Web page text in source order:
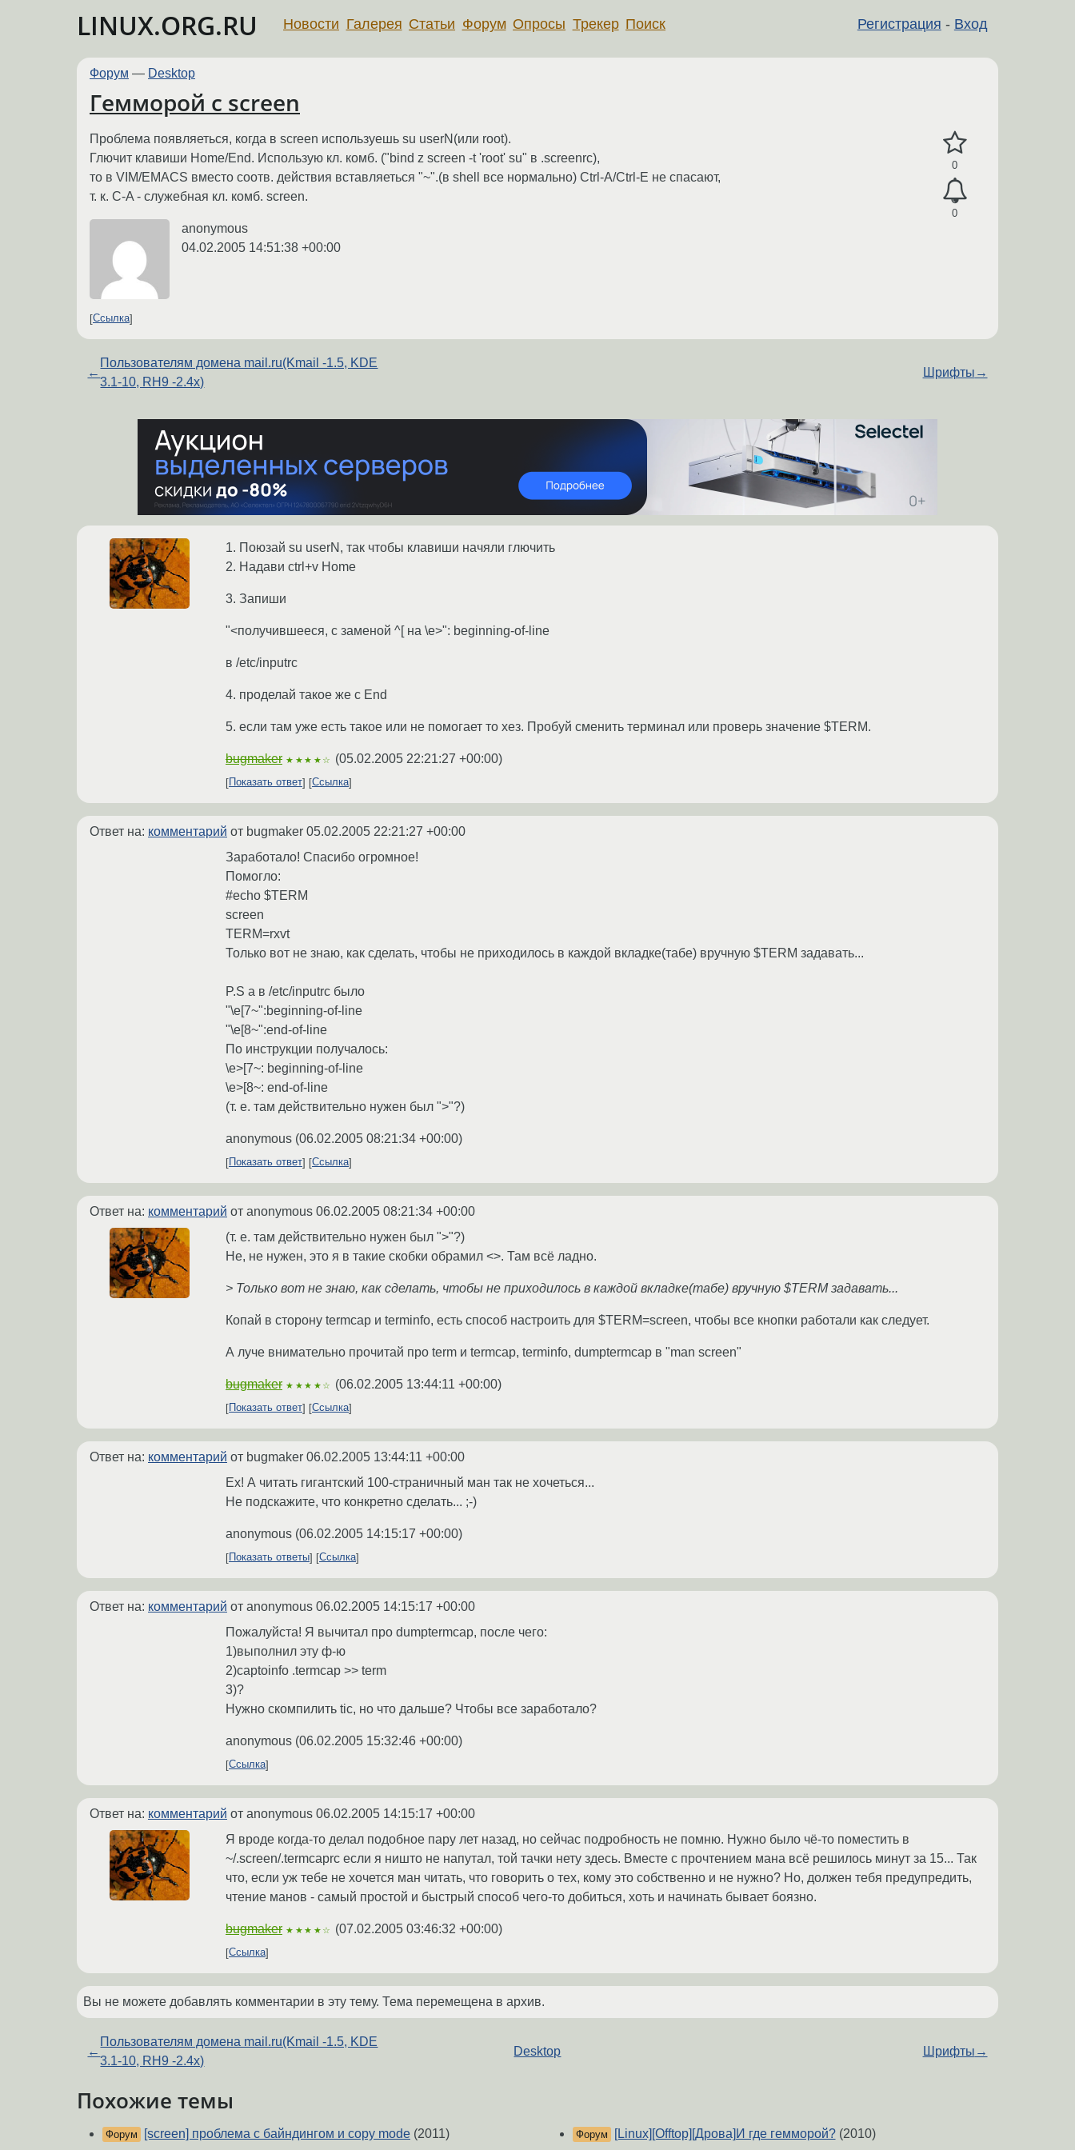
LINUX.ORG.RU Регистрация - Вход
Новости Галерея Статьи Форум Опросы Трекер Поиск
Форум — Desktop
Гемморой с screen
0
0
Проблема появляеться, когда в screen используешь su userN(или root).
Глючит клавиши Home/End. Использую кл. комб. ("bind z screen -t 'root' su" в .screenrc),
то в VIM/EMACS вместо соотв. действия вставляеться "~".(в shell все нормально) Ctrl-A/Ctrl-E не спасают,
т. к. C-A - служебная кл. комб. screen.
anonymous
04.02.2005 14:51:38 +00:00
Ссылка
←
Пользователям домена mail.ru(Kmail -1.5, KDE
3.1-10, RH9 -2.4x)
Шрифты →
1. Поюзай su userN, так чтобы клавиши начяли глючить
2. Надави ctrl+v Home
3. Запиши
"<получившееся, с заменой ^[ на \e>": beginning-of-line
в /etc/inputrc
4. проделай такое же с End
5. если там уже есть такое или не помогает то хез. Пробуй сменить терминал или проверь значение $TERM.
bugmaker ★★★★☆ (05.02.2005 22:21:27 +00:00)
Показать ответ Ссылка
Ответ на: комментарий от bugmaker 05.02.2005 22:21:27 +00:00
Заработало! Спасибо огромное!
Помогло:
#echo $TERM
screen
TERM=rxvt
Только вот не знаю, как сделать, чтобы не приходилось в каждой вкладке(табе) вручную $TERM задавать...
P.S а в /etc/inputrc было
"\e[7~":beginning-of-line
"\e[8~":end-of-line
По инструкции получалось:
\e>[7~: beginning-of-line
\e>[8~: end-of-line
(т. е. там действительно нужен был ">"?)
anonymous (06.02.2005 08:21:34 +00:00)
Показать ответ Ссылка
Ответ на: комментарий от anonymous 06.02.2005 08:21:34 +00:00
(т. е. там действительно нужен был ">"?)
Не, не нужен, это я в такие скобки обрамил <>. Там всё ладно.
> Только вот не знаю, как сделать, чтобы не приходилось в каждой вкладке(табе) вручную $TERM задавать...
Копай в сторону termcap и terminfo, есть способ настроить для $TERM=screen, чтобы все кнопки работали как следует.
А луче внимательно прочитай про term и termcap, terminfo, dumptermcap в "man screen"
bugmaker ★★★★☆ (06.02.2005 13:44:11 +00:00)
Показать ответ Ссылка
Ответ на: комментарий от bugmaker 06.02.2005 13:44:11 +00:00
Ех! А читать гигантский 100-страничный ман так не хочеться...
Не подскажите, что конкретно сделать... ;-)
anonymous (06.02.2005 14:15:17 +00:00)
Показать ответы Ссылка
Ответ на: комментарий от anonymous 06.02.2005 14:15:17 +00:00
Пожалуйста! Я вычитал про dumptermcap, после чего:
1)выполнил эту ф-ю
2)captoinfo .termcap >> term
3)?
Нужно скомпилить tic, но что дальше? Чтобы все заработало?
anonymous (06.02.2005 15:32:46 +00:00)
Ссылка
Ответ на: комментарий от anonymous 06.02.2005 14:15:17 +00:00
Я вроде когда-то делал подобное пару лет назад, но сейчас подробность не помню. Нужно было чё-то поместить в
~/.screen/.termcaprc если я ништо не напутал, той тачки нету здесь. Вместе с прочтением мана всё решилось минут за 15... Так
что, если уж тебе не хочется ман читать, что говорить о тех, кому это собственно и не нужно? Но, должен тебя предупредить,
чтение манов - самый простой и быстрый способ чего-то добиться, хоть и начинать бывает боязно.
bugmaker ★★★★☆ (07.02.2005 03:46:32 +00:00)
Ссылка
Вы не можете добавлять комментарии в эту тему. Тема перемещена в архив.
←
Пользователям домена mail.ru(Kmail -1.5, KDE
3.1-10, RH9 -2.4x)
Desktop Шрифты →
Похожие темы
Форум [screen] проблема с байндингом и copy mode (2011) Форум [Linux][Offtop][Дрова]И где гемморой?(2010)